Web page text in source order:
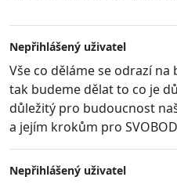
Nepřihlášený uživatel
Vše co děláme se odrazí
tak budeme dělat to co je
důležitý pro budoucnost
a jejím krokům pro
Nepřihlášený uživatel